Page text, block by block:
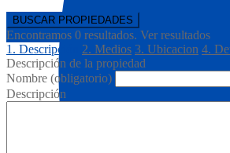
Encontramos 0 resultados. Ver resultados
1. Descripción
2. Medios 3. Ubicacion 4.
Descripción de la propiedad
Nombre (obligatorio)
Descripción